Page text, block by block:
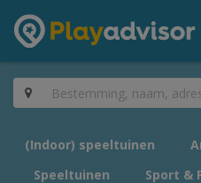
(Indoor) speeltuinen
Speeltuinen
Sport &